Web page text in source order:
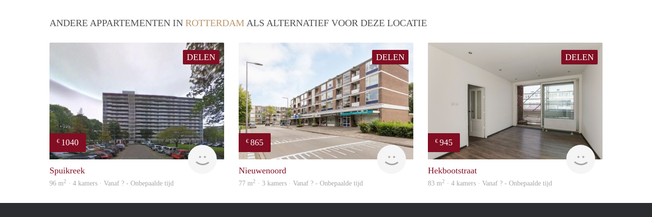
ANDERE APPARTEMENTEN IN ROTTERDAM ALS ALTERNATIEF VOOR DEZE LOCATIE
DELEN
€ 1040
rent
Spuikreek
96 m2 · 4 kamers · Vanaf ? - Onbepaalde tijd
DELEN
€ 865
finder
Nieuwenoord
77 m2 · 3 kamers · Vanaf ? - Onbepaalde tijd
DELEN
€ 945
Hekbootstraat
83 m2 · 4 kamers · Vanaf ? - Onbepaalde tijd